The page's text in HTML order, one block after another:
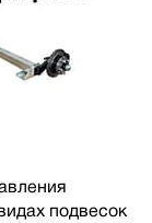
подвесок